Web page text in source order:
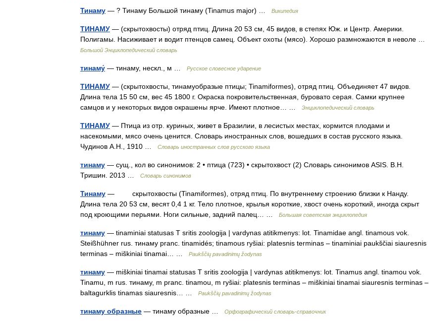
Тинаму — ? Тинаму Большой тинаму (Tinamus major) … Википедия
ТИНАМУ — (скрытохвосты) отряд птиц. Длина 20 53 см, 45 видов, в степях Юж. и Центр. Америки.
Полигамы. Насиживает и водит птенцов самец. Объект охоты (мясо). Хорошо размножаются в неволе …
Большой Энциклопедический словарь
тинаму́ — тинаму, нескл., м … Русское словесное ударение
ТИНАМУ — (скрытохвосты, тинамуобразые птицы; Tinamiformes), отряд птиц. Объединяет 47 видов.
Длина тела 15 50 см, вес 45 1800 г. Окраска покровительственная, буровато серая. Самки крупнее
самцов и у некоторых видов окрашены ярче. Имеют плотное… …
Энциклопедический словарь
ТИНАМУ — Птица из отр. куриных, живет в Бразилии, в лесистых местах, кормится плодами и
насекомыми, мясо очень ценится. Словарь иностранных слов, вошедших в состав русского языка.
Чудинов А.Н., 1910 …
Словарь иностранных слов русского языка
тинаму — сущ., кол во синонимов: 2 • птица (723) • скрытохвост (2) Словарь синонимов ASIS. В.Н.
Тришин. 2013 …
Словарь синонимов
Тинаму — скрытохвосты (Tinamiformes), отряд птиц. По внутреннему строению близки к Нанду.
Длина тела 20 53 см, весят 0,4 1 кг. Тело плотное, крылья короткие, хвост очень короткий, иногда скрыт
под кроющими перьями. Ноги сильные, задний палец… …
Большая советская энциклопедия
тинаму — tinaminiai statusas T sritis zoologija | vardynas atitikmenys: lot. Tinamidae angl. tinamous vok.
Steißhühner rus. тинаму pranc. tinamidés; tinamous ryšiai: platesnis terminas – tinaminiai paukščiai siauresnis
terminas – miškiniai tinamai… …
Paukščių pavadinimų žodynas
тинаму — miškiniai tinamai statusas T sritis zoologija | vardynas atitikmenys: lot. Tinamus angl. tinamou vok.
Tinamu, m rus. тинаму, m pranc. tinamou, m ryšiai: platesnis terminas – miškiniai tinamai siauresnis terminas –
baltagurklis tinamas siauresnis… …
Paukščių pavadinimų žodynas
тинаму образные — тинаму образные … Орфографический словарь-справочник